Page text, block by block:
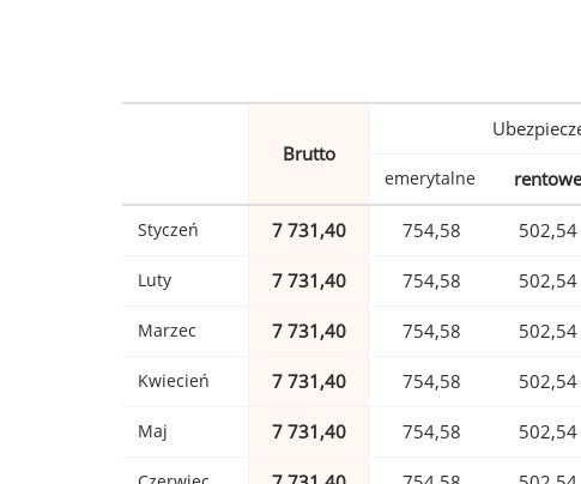
Brutto
emerytalne rentowe
Styczeń 7 731,40 754,58 502,54
Luty 7 731,40 754,58 502,54
Marzec 7 731,40 754,58 502,54
Kwiecień 7 731,40 754,58 502,54
Maj 7 731,40 754,58 502,54